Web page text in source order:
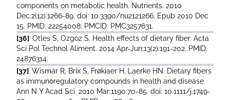
components on metabolic health. Nutrients. 2010
Dec;2(12):1266-89. doi: 10.3390/nu2121266. Epub 2010 Dec
15. PMID: 22254008; PMCID: PMC3257631.
[36] Otles S, Ozgoz S. Health effects of dietary fiber. Acta
Sci Pol Technol Aliment. 2014 Apr-Jun;13(2):191-202. PMID:
24876314.
[37] Wismar R, Brix S, Frøkiaer H, Laerke HN. Dietary fibers
as immunoregulatory compounds in health and disease.
Ann N Y Acad Sci. 2010 Mar;1190:70-85. doi: 10.1111/j.1749-